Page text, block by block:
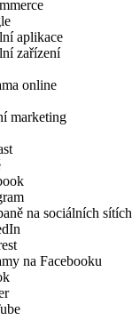
aplikace
zařízení
online
marketing
na sociálních sítích
na Facebooku